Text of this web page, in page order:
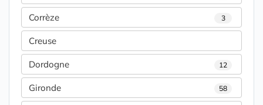
Corrèze 3
Creuse
Dordogne 12
Gironde 58